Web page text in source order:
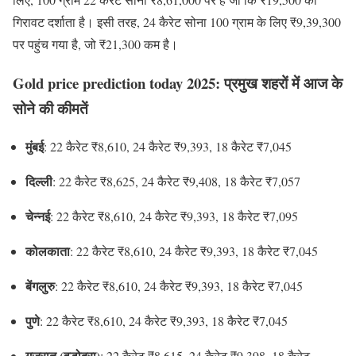
गिरावट दर्शाता है। इसी तरह, 24 कैरेट सोना 100 ग्राम के लिए ₹9,39,300
पर पहुंच गया है, जो ₹21,300 कम है।
Gold price prediction today 2025: प्रमुख शहरों में आज के
सोने की कीमतें
मुंबई: 22 कैरेट ₹8,610, 24 कैरेट ₹9,393, 18 कैरेट ₹7,045
दिल्ली: 22 कैरेट ₹8,625, 24 कैरेट ₹9,408, 18 कैरेट ₹7,057
चेन्नई: 22 कैरेट ₹8,610, 24 कैरेट ₹9,393, 18 कैरेट ₹7,095
कोलकाता: 22 कैरेट ₹8,610, 24 कैरेट ₹9,393, 18 कैरेट ₹7,045
बेंगलुरु: 22 कैरेट ₹8,610, 24 कैरेट ₹9,393, 18 कैरेट ₹7,045
पुणे: 22 कैरेट ₹8,610, 24 कैरेट ₹9,393, 18 कैरेट ₹7,045